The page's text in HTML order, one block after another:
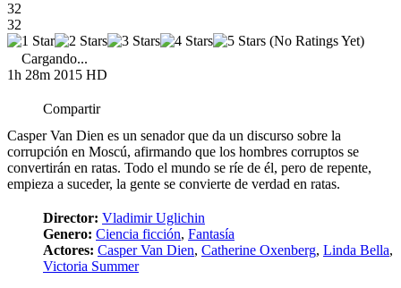
32
32
(No Ratings Yet)
Cargando...
1h 28m 2015 HD
Compartir
Casper Van Dien es un senador que da un discurso sobre la
corrupción en Moscú, afirmando que los hombres corruptos se
convertirán en ratas. Todo el mundo se ríe de él, pero de repente,
empieza a suceder, la gente se convierte de verdad en ratas.
Director: Vladimir Uglichin
Genero: Ciencia ficción, Fantasía
Actores: Casper Van Dien, Catherine Oxenberg, Linda Bella,
Victoria Summer